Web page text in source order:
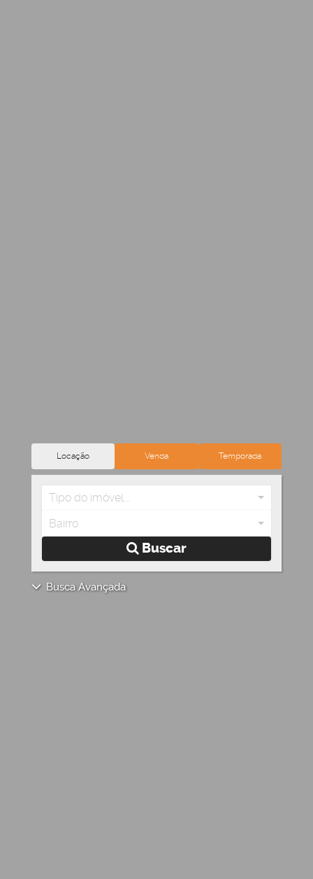
Locação Venda Temporada
Tipo do imóvel...
Bairro
Buscar
Busca Avançada